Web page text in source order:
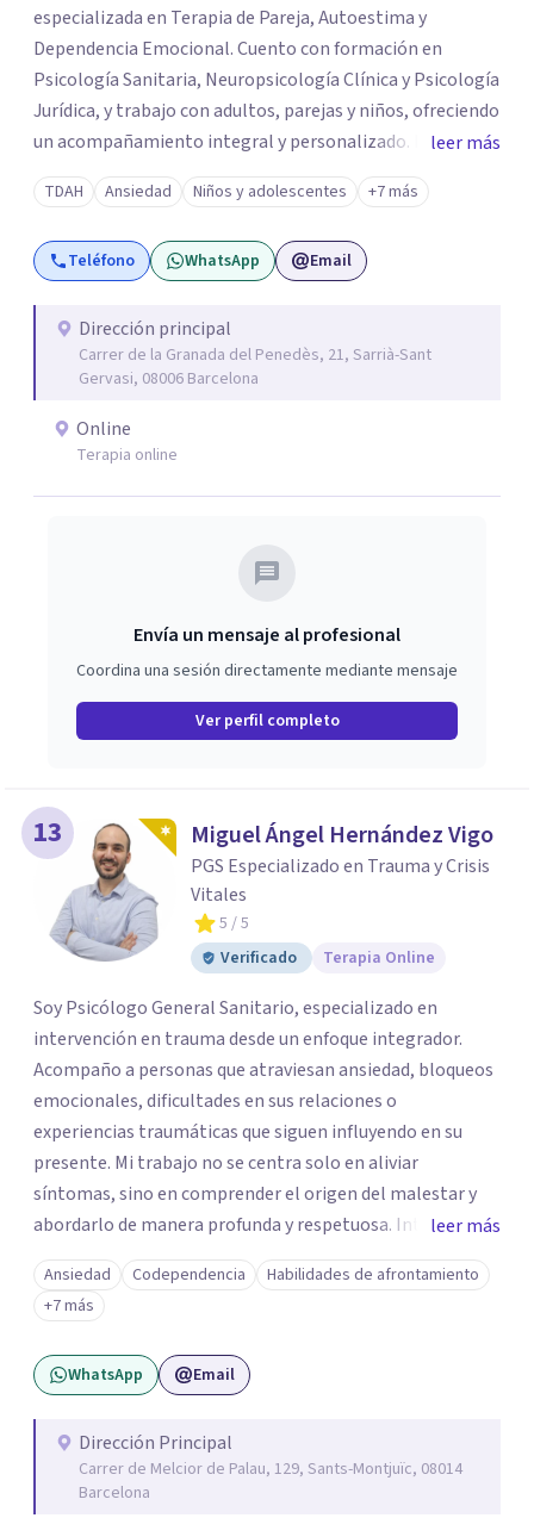
especializada en Terapia de Pareja, Autoestima y
Dependencia Emocional. Cuento con formación en
Psicología Sanitaria, Neuropsicología Clínica y Psicología
Jurídica, y trabajo con adultos, parejas y niños, ofreciendo
un acompañamiento integral y personalizado. Desarrollo
mi labor en el Centro de Psicología Clínica, acreditado
por el registro autonómico de centros, servicios y
establecimientos sanitarios, y situado en el corazón de
Barcelona, donde tengo el privilegio de compartir
Psicología Clínica y de la Salud.
leer más
TDAH Ansiedad Niños y adolescentes +7 más
Teléfono WhatsApp Email
Dirección principal
Carrer de la Granada del Penedès, 21, Sarrià-Sant
Gervasi, 08006 Barcelona
Online
Terapia online
Envía un mensaje al profesional
Coordina una sesión directamente mediante mensaje
Ver perfil completo
13 Miguel Ángel Hernández Vigo
PGS Especializado en Trauma y Crisis
Vitales
5 / 5
Verificado
Terapia Online
Soy Psicólogo General Sanitario, especializado en
intervención en trauma desde un enfoque integrador.
Acompaño a personas que atraviesan ansiedad, bloqueos
emocionales, dificultades en sus relaciones o
experiencias traumáticas que siguen influyendo en su
presente. Mi trabajo no se centra solo en aliviar
síntomas, sino en comprender el origen del malestar y
abordarlo de manera profunda y respetuosa. Integro
herramientas de la terapia cognitivo-conductual, el
trabajo con el apego, la regulación emocional y enfoques
centrados en el cuerpo, adaptando cada proceso a la
historia y necesidades de la persona. Trabajo desde una
base científica, pero también desde la cercanía, la
juzga, que ayuda a entender lo que ocurre y que ofrece
recursos concretos para avanzar. Si estás pasando por un
momento difícil o sientes que hay patrones que se
leer más
Ansiedad Codependencia
Habilidades de afrontamiento
+7 más
WhatsApp Email
Dirección Principal
Carrer de Melcior de Palau, 129, Sants-Montjuïc, 08014
Barcelona